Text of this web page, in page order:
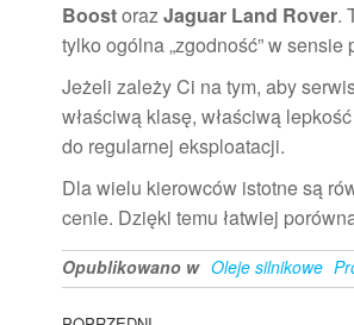
BoostorazJaguar Land Rover.
tylko ogólna „zgodność” w sensie
Jeżeli zależy Ci na tym, aby
właściwą klasę, właściwą
do regularnej eksploatacji.
Dla wielu kierowców istotne są
cenie. Dzięki temu łatwiej
Opublikowano w Oleje silnikowe